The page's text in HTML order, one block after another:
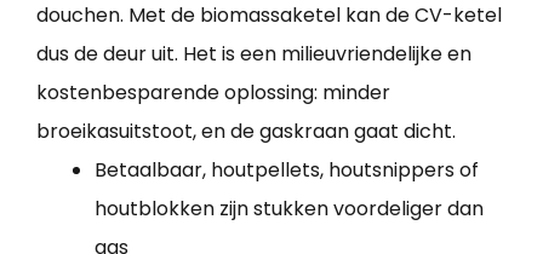
douchen. Met de biomassaketel kan de CV-ketel
dus de deur uit. Het is een milieuvriendelijke en
kostenbesparende oplossing: minder
broeikasuitstoot, en de gaskraan gaat dicht.
Betaalbaar, houtpellets, houtsnippers of
houtblokken zijn stukken voordeliger dan
gas